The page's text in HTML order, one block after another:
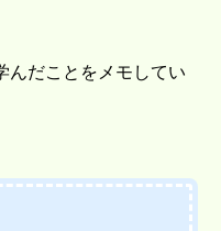
んだことをメモしてい